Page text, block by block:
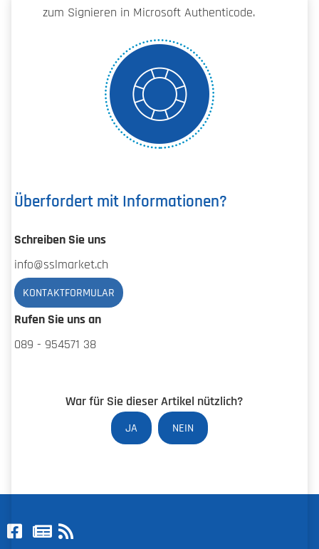
zum Signieren in Microsoft Authenticode.
Überfordert mit Informationen?
Schreiben Sie uns
info@sslmarket.ch
KONTAKTFORMULAR
Rufen Sie uns an
089 - 954571 38
War für Sie dieser Artikel nützlich?
JA NEIN